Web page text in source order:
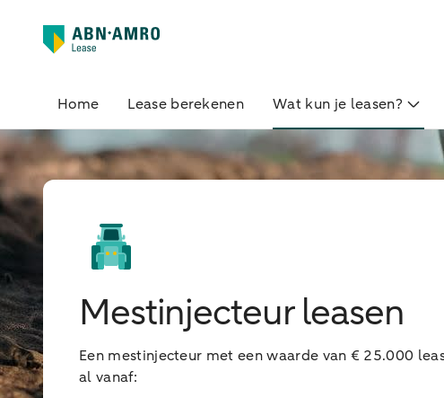
Home Lease berekenen Wat kun je leasen?
Mestinjecteur leasen
Een mestinjecteur met een waarde van € 25.000
al vanaf: